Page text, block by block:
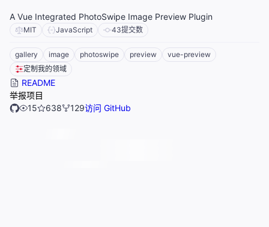
A Vue Integrated PhotoSwipe Image Preview Plugin
MIT JavaScript 43提交数
gallery image photoswipe preview
vue-preview
定制我的领域
README
举报项目
15
638 129访问 GitHub